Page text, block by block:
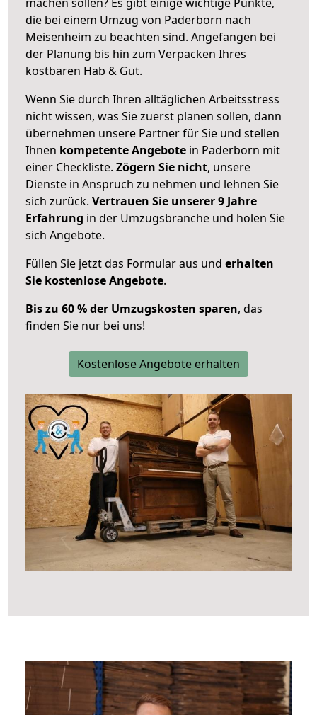
die bei einem Umzug von Paderborn nach
Meisenheim zu beachten sind. Angefangen bei
der Planung bis hin zum Verpacken Ihres
kostbaren Hab & Gut.
Wenn Sie durch Ihren alltäglichen Arbeitsstress
nicht wissen, was Sie zuerst planen sollen, dann
übernehmen unsere Partner für Sie und stellen
Ihnen kompetente Angebote in Paderborn mit
einer Checkliste. Zögern Sie nicht, unsere
Dienste in Anspruch zu nehmen und lehnen Sie
sich zurück. Vertrauen Sie unserer 9 Jahre
Erfahrung in der Umzugsbranche und holen Sie
sich Angebote.
Füllen Sie jetzt das Formular aus und erhalten
Sie kostenlose Angebote.
Bis zu 60 % der Umzugskosten sparen, das
finden Sie nur bei uns!
Kostenlose Angebote erhalten